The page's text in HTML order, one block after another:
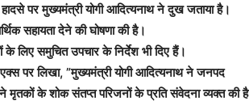
पर मुख्यमंत्री योगी आदित्यनाथ ने दुख जताया है।
सहायता देने की घोषणा की है।
लिए समुचित उपचार के निर्देश भी दिए हैं।
एक्स पर लिखा, ”मुख्यमंत्री योगी आदित्यनाथ ने जनपद
मृतकों के शोक संतप्त परिजनों के प्रति संवेदना व्यक्त की है